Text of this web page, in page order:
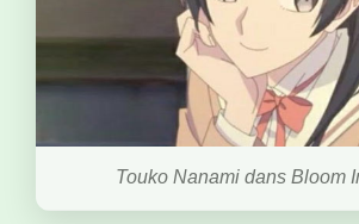
Touko Nanami dans Bloom